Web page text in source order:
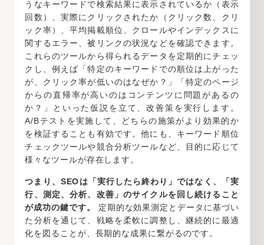
うなキーワードで検索結果に表示されているか（表示
回数）、実際にクリックされたか（クリック数、クリ
ック率）、平均掲載順位、クロールやインデックスに
関するエラー、被リンクの状況などを確認できます。
これらのツールから得られるデータを定期的にチェッ
クし、例えば「特定のキーワードでの順位は上がった
が、クリック率が低いのはなぜか？」「特定のページ
からの直帰率が高いのはコンテンツに問題があるの
か？」といった仮説を立て、改善策を実行します。
A/Bテストを実施して、どちらの施策がより効果的か
を検証することも有効です。他にも、キーワード順位
チェックツールや競合分析ツールなど、目的に応じて
様々なツールが存在します。
つまり、SEOは「実行したら終わり」ではなく、「実
行、測定、分析、改善」のサイクルを回し続けること
が成功の鍵です。
定期的な効果測定とデータに基づい
た分析を通じて、戦略を柔軟に調整し、継続的に最適
化を図ることが、長期的な成果に繋がるのです。